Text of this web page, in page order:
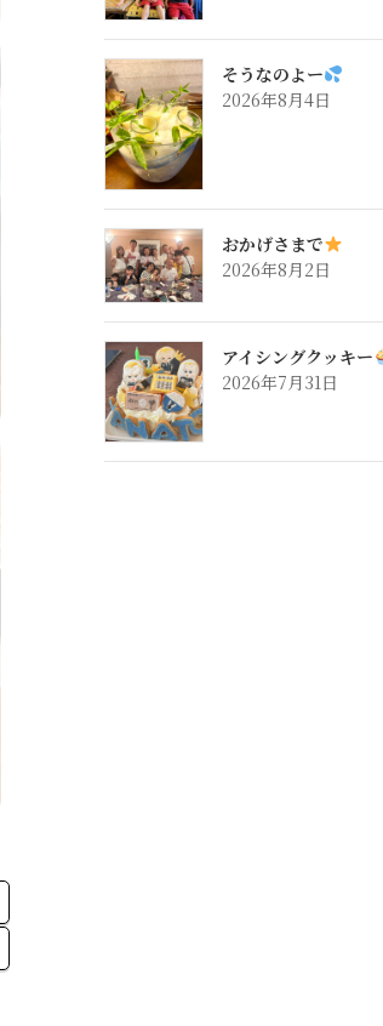
そうなのよー
2026年8月4日
おかげさまで
2026年8月2日
アイシングクッキー
2026年7月31日